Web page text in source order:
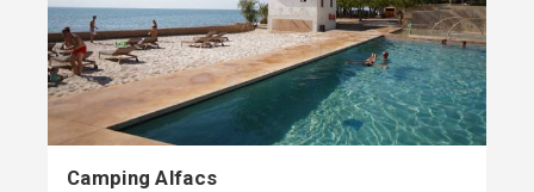
Camping Alfacs